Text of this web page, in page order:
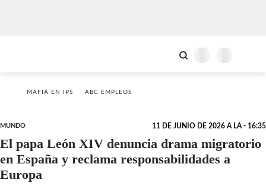
MAFIA EN IPS ABC EMPLEOS
MUNDO 11 DE JUNIO DE 2026 A LA - 16:35
El papa León XIV denuncia drama migratorio
en España y reclama responsabilidades a
Europa